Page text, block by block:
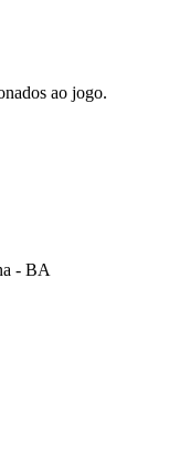
ao jogo.
- BA